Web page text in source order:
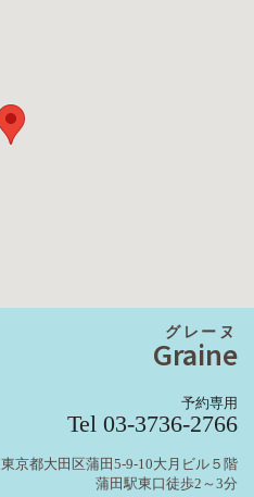
グレーヌ
Graine
予約専用
Tel 03-3736-2766
東京都大田区蒲田5-9-10大月ビル５階
蒲田駅東口徒歩2～3分